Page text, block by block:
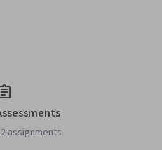
assignments